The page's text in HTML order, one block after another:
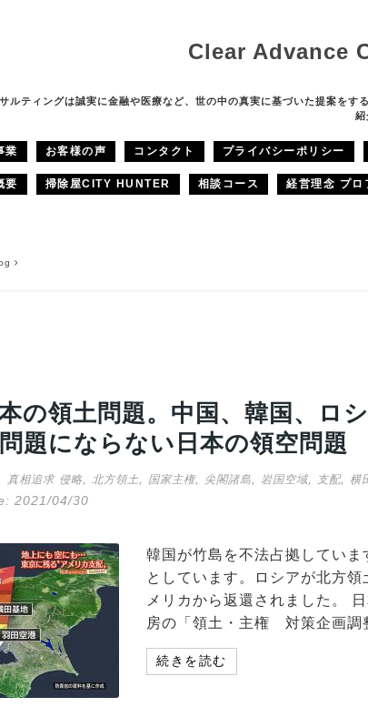
Clear Advance
ルティングは誠実に金融や医療など、世の中の真実に基づいた提案を
紹
業 お客様の声 コンタクト プライバシーポリシー
要 掃除屋CITY HUNTER 相談コース 経営理念 プロ
の領土問題。中国、韓国、ロ
題にならない日本の領空問題
真相追求 侵略 北方領土 国家主権, 尖閣諸島 岩国空域, 支配, 横
2021/04/30
韓国が竹島を不法占拠していま
としています。ロシアが北方
メリカから返還されました。
房の「領土・主権 対策企画調
続きを読む